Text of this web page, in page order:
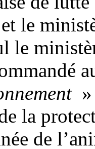
le
le
la
de